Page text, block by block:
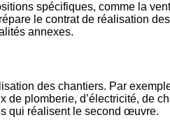
spécifiques, comme la
le contrat de réalisation
annexes.
des chantiers. Par
de plomberie, d’électricité, de
qui réalisent le second œuvre.